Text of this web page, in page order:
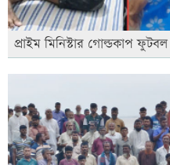
প্রাইম মিনিস্টার গোল্ডকাপ